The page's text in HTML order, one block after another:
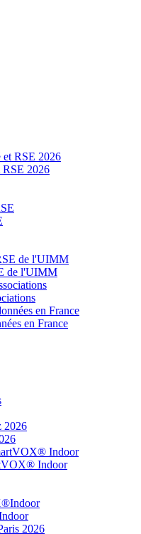
2026
de l'UIMM
en France
Indoor